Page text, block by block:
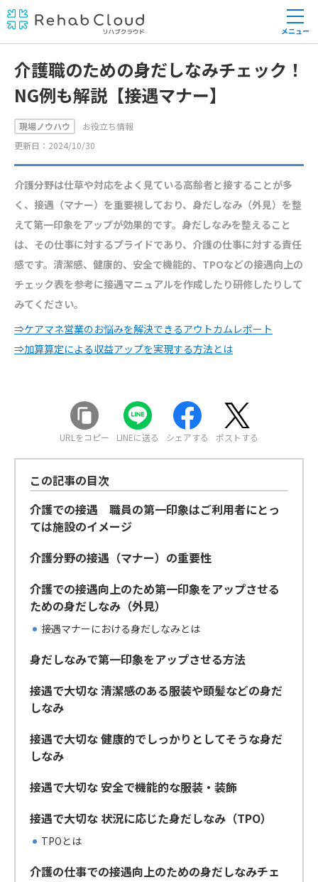
メニュー
介護職のための身だしなみチェック！
NG例も解説【接遇マナー】
現場ノウハウ
お役立ち情報
更新日：2024/10/30
介護分野は仕草や対応をよく見ている高齢者と接することが多
く、接遇（マナー）を重要視しており、身だしなみ（外見）を整
えて第一印象をアップが効果的です。身だしなみを整えること
は、その仕事に対するプライドであり、介護の仕事に対する責任
感です。清潔感、健康的、安全で機能的、TPOなどの接遇向上の
チェック表を参考に接遇マニュアルを作成したり研修したりして
みてください。
⇒ケアマネ営業のお悩みを解決できるアウトカムレポート
⇒加算算定による収益アップを実現する方法とは
URLをコピー LINEに送る シェアする ポストする
この記事の目次
介護での接遇 職員の第一印象はご利用者にとっ
ては施設のイメージ
介護分野の接遇（マナー）の重要性
介護での接遇向上のため第一印象をアップさせる
ための身だしなみ（外見）
接遇マナーにおける身だしなみとは
身だしなみで第一印象をアップさせる方法
接遇で大切な 清潔感のある服装や頭髪などの身だ
しなみ
接遇で大切な 健康的でしっかりとしてそうな身だ
しなみ
接遇で大切な 安全で機能的な服装・装飾
接遇で大切な 状況に応じた身だしなみ（TPO）
TPOとは
介護の仕事での接遇向上のための身だしなみチェ